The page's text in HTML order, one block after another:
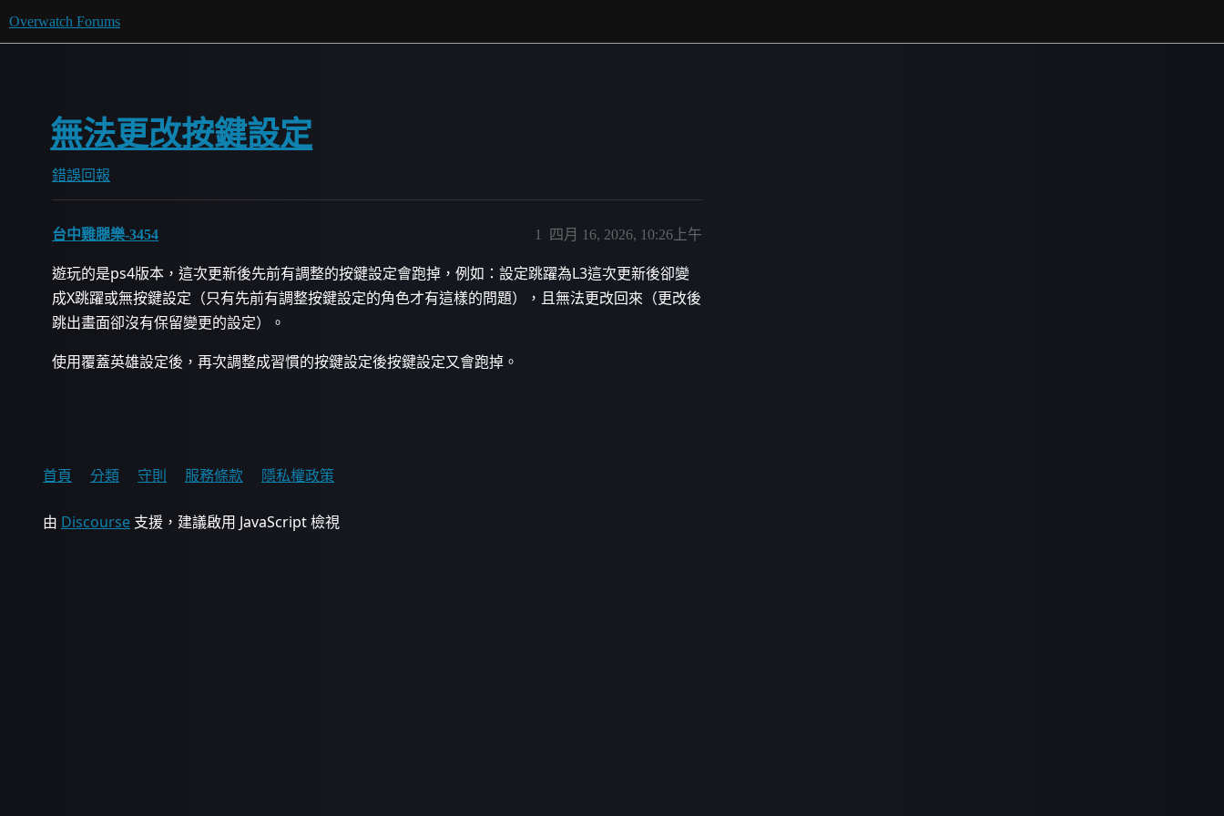
Overwatch Forums
無法更改按鍵設定
錯誤回報
台中雞腿樂-3454 四月 16, 2026, 10:26上午
1
遊玩的是ps4版本，這次更新後先前有調整的按鍵設定會跑掉，例如：設定跳躍為L3這次更新後卻變
成X跳躍或無按鍵設定（只有先前有調整按鍵設定的角色才有這樣的問題），且無法更改回來（更改後
跳出畫面卻沒有保留變更的設定）。
使用覆蓋英雄設定後，再次調整成習慣的按鍵設定後按鍵設定又會跑掉。
首頁 分類 守則 服務條款 隱私權政策
由 Discourse 支援，建議啟用 JavaScript 檢視